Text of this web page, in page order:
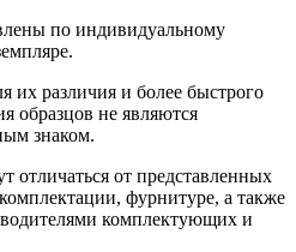
по индивидуальному
их различия и более быстрого
образцов не являются
знаком.
отличаться от представленных
фурнитуре, а также
комплектующих и